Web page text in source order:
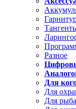
Разное
Для
Для
Для